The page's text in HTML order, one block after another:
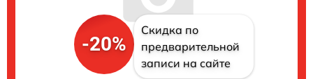
-20%
Скидка по
предварительной
записи на сайте